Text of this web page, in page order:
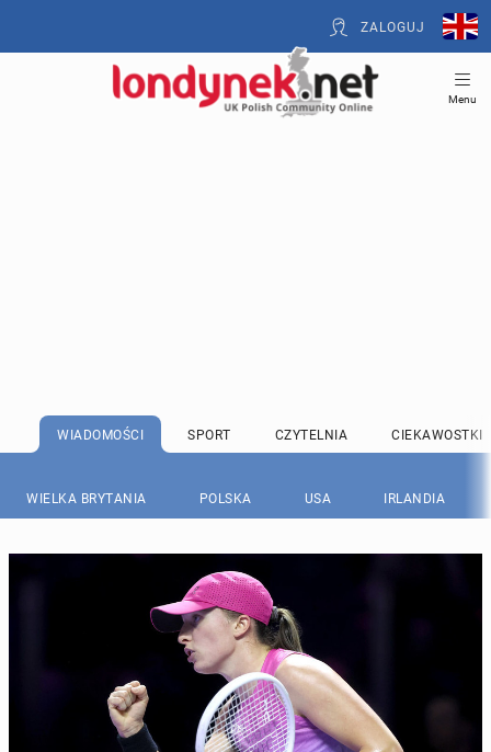
ZALOGUJ
Menu
WIADOMOŚCI SPORT CZYTELNIA CIEKAWOSTKI
WIELKA BRYTANIA POLSKA USA IRLANDIA